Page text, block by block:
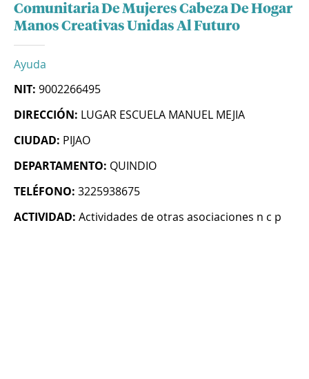
Comunitaria De Mujeres Cabeza De Hogar
Manos Creativas Unidas Al Futuro
Ayuda
NIT: 9002266495
DIRECCIÓN: LUGAR ESCUELA MANUEL MEJIA
CIUDAD: PIJAO
DEPARTAMENTO: QUINDIO
TELÉFONO: 3225938675
ACTIVIDAD: Actividades de otras asociaciones n c p